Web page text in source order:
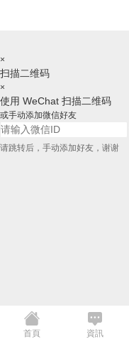
×
扫描二维码
×
使用 WeChat 扫描二维码
或手动添加微信好友
请跳转后，手动添加好友，谢谢
首頁 資訊